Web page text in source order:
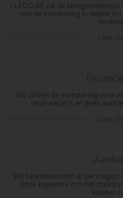
LLEDD.BE zal de
om de investering in relatie
Lees
Wij stellen de investering voor
deze wijze is er geen
Lees
Wij beantwoorden al uw vragen
onze expertise om het
kunnen